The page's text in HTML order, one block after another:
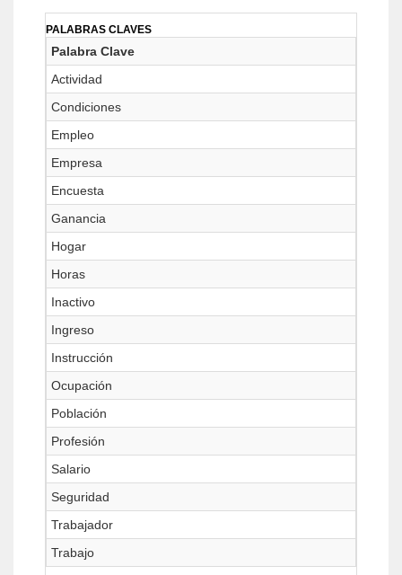
PALABRAS CLAVES
Palabra Clave
Actividad
Condiciones
Empleo
Empresa
Encuesta
Ganancia
Hogar
Horas
Inactivo
Ingreso
Instrucción
Ocupación
Población
Profesión
Salario
Seguridad
Trabajador
Trabajo